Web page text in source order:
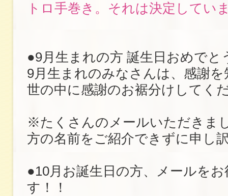
トロ手巻き。それは決定してい
●9月生まれの方 誕生日おめ
9月生まれのみなさんは、感謝
世の中に感謝のお裾分けしてく
※たくさんのメールいただきま
方の名前をご紹介できずに申し
●10月お誕生日の方、メールを
す！！